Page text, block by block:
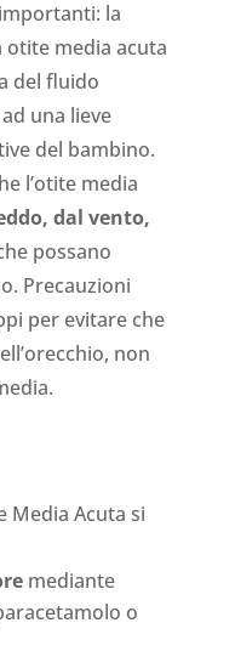
la
media acuta
del fluido
una lieve
del bambino.
l’otite media
dal vento,
possano
Precauzioni
per evitare che
non
Media Acuta si
mediante
o